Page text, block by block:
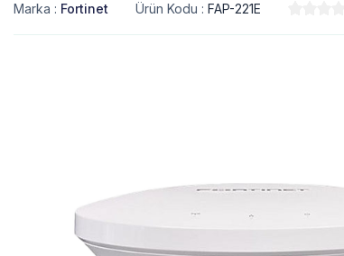
Marka : Fortinet Ürün Kodu : FAP-221E